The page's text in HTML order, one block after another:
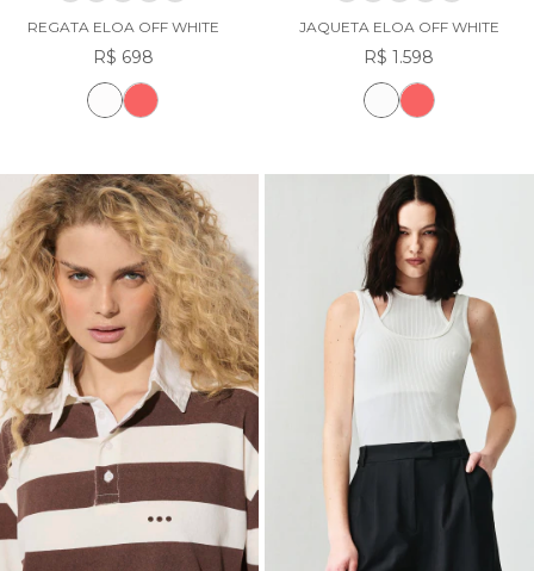
REGATA ELOA OFF WHITE
R$ 698
JAQUETA ELOA OFF WHITE
R$ 1.598